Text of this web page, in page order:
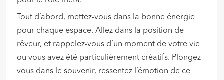
Tout d’abord, mettez-vous dans la bonne énergie
pour chaque espace. Allez dans la position de
rêveur, et rappelez-vous d’un moment de votre vie
ou vous avez été particulièrement créatifs. Plongez-
vous dans le souvenir, ressentez l’émotion de ce